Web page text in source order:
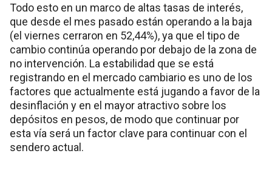
Todo esto en un marco de altas tasas de interés,
que desde el mes pasado están operando a la baja
(el viernes cerraron en 52,44%), ya que el tipo de
cambio continúa operando por debajo de la zona de
no intervención. La estabilidad que se está
registrando en el mercado cambiario es uno de los
factores que actualmente está jugando a favor de la
desinflación y en el mayor atractivo sobre los
depósitos en pesos, de modo que continuar por
esta vía será un factor clave para continuar con el
sendero actual.